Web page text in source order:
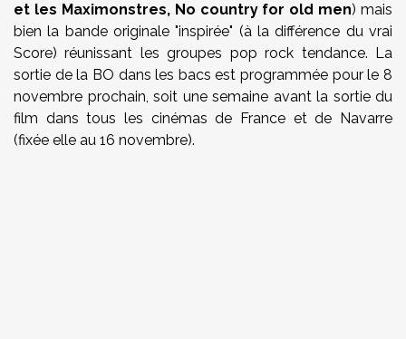
et les Maximonstres, No country for old men) mais
bien la bande originale "inspirée" (à la différence du vrai
Score) réunissant les groupes pop rock tendance. La
sortie de la BO dans les bacs est programmée pour le 8
novembre prochain, soit une semaine avant la sortie du
film dans tous les cinémas de France et de Navarre
(fixée elle au 16 novembre).